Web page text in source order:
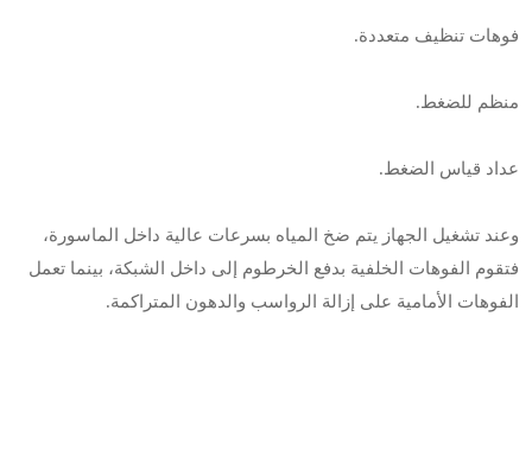
فوهات تنظيف متعددة.
منظم للضغط.
عداد قياس الضغط.
وعند تشغيل الجهاز يتم ضخ المياه بسرعات عالية داخل الماسورة،
فتقوم الفوهات الخلفية بدفع الخرطوم إلى داخل الشبكة، بينما تعمل
الفوهات الأمامية على إزالة الرواسب والدهون المتراكمة.